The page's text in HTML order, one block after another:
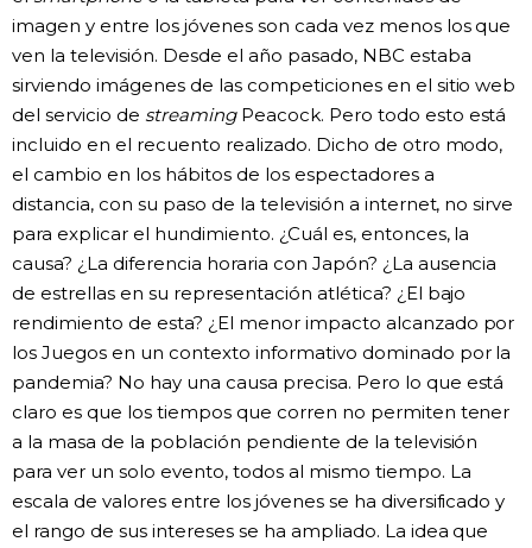
imagen y entre los jóvenes son cada vez menos los que
ven la televisión. Desde el año pasado, NBC estaba
sirviendo imágenes de las competiciones en el sitio web
del servicio de streamingPeacock. Pero todo esto está
incluido en el recuento realizado. Dicho de otro modo,
el cambio en los hábitos de los espectadores a
distancia, con su paso de la televisión a internet, no sirve
para explicar el hundimiento. ¿Cuál es, entonces, la
causa? ¿La diferencia horaria con Japón? ¿La ausencia
de estrellas en su representación atlética? ¿El bajo
rendimiento de esta? ¿El menor impacto alcanzado por
los Juegos en un contexto informativo dominado por la
pandemia? No hay una causa precisa. Pero lo que está
claro es que los tiempos que corren no permiten tener
a la masa de la población pendiente de la televisión
para ver un solo evento, todos al mismo tiempo. La
escala de valores entre los jóvenes se ha diversificado y
el rango de sus intereses se ha ampliado. La idea que